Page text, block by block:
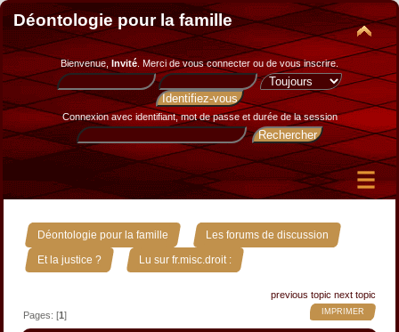
Déontologie pour la famille
Bienvenue, Invité. Merci devous connecter ou de vous inscrire.
Connexion avec identifiant, mot de passe et durée de la session
Déontologie pour la famille » Les forums de discussion »
Et la justice ? » Lu sur fr.misc.droit :
previous topic next topic
IMPRIMER
Pages: [1]